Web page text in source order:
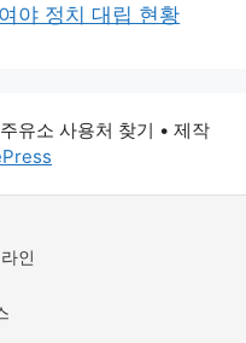
야 정치 대립 현황
유소 사용처 찾기 • 제작
인